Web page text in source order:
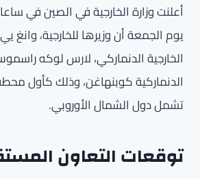
أعلنت وزارة الخارجية في الصين في
يوم الجمعة أن وزيرها للخارجية، وانغ
الخارجية الدنماركي، لارس لوكه
الدنماركية كوبنهاغن، وذلك كأول
تشمل دول الشمال الأوروبي.
توقعات التعاون